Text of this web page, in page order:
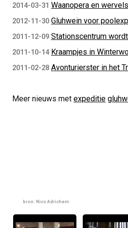
2014-03-31 Waanopera en
2012-11-30 Gluhwein voor
2011-12-09 Stationscentrum
2011-10-14 Kraampjes in
2011-02-28 Avonturierster in het
Meer nieuws met expeditie
bron: Nico Adrichem